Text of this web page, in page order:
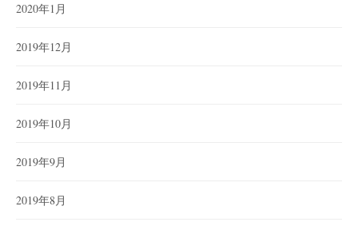
2020年1月
2019年12月
2019年11月
2019年10月
2019年9月
2019年8月